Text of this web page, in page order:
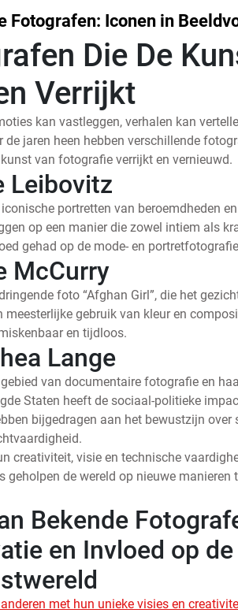
Fotografen: Iconen in
Die De
Verrijkt
kan vastleggen, verhalen kan
jaren heen hebben verschillende
van fotografie verrijkt en vernieuwd.
Leibovitz
portretten van beroemdheden
op een manier die zowel intiem als
gehad op de mode- en
McCurry
foto “Afghan Girl”, die het
gebruik van kleur en
en tijdloos.
Lange
van documentaire fotografie en
Staten heeft de sociaal-politieke
bijgedragen aan het bewustzijn over
creativiteit, visie en technische
de wereld op nieuwe manieren
Bekende
en Invloed op de
met hun unieke visies en